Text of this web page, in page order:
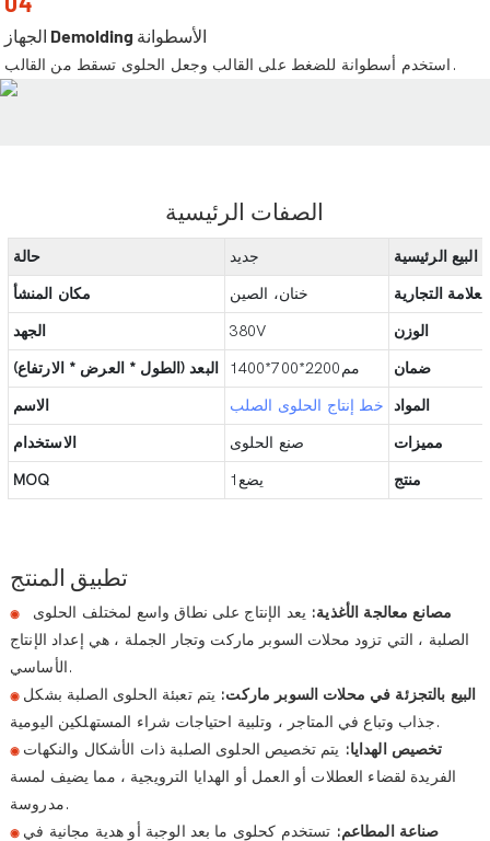
الجهاز Demolding الأسطوانة
استخدم أسطوانة للضغط على القالب وجعل الحلوى تسقط من القالب.
الصفات الرئيسية
حالة جديد
البيع الرئيسية
مكان المنشأ
خنان، الصين
التجارية
الجهد
380V
الوزن
البعد (الطول * العرض * الارتفاع)
مم2200*700*1400
ضمان
الاسم
خط إنتاج الحلوى الصلب المواد
الاستخدام
صنع الحلوى
مميزات
MOQ
يضع1 منتج
تطبيق المنتج
◉ مصانع معالجة الأغذية: يعد الإنتاج على نطاق واسع لمختلف الحلوى
الصلبة ، التي تزود محلات السوبر ماركت وتجار الجملة ، هي إعداد الإنتاج
الأساسي.
◉ البيع بالتجزئة في محلات السوبر ماركت: يتم تعبئة الحلوى الصلبة بشكل
جذاب وتباع في المتاجر ، وتلبية احتياجات شراء المستهلكين اليومية.
◉ تخصيص الهدايا: يتم تخصيص الحلوى الصلبة ذات الأشكال والنكهات
الفريدة لقضاء العطلات أو العمل أو الهدايا الترويجية ، مما يضيف لمسة
مدروسة.
◉ صناعة المطاعم: تستخدم كحلوى ما بعد الوجبة أو هدية مجانية في